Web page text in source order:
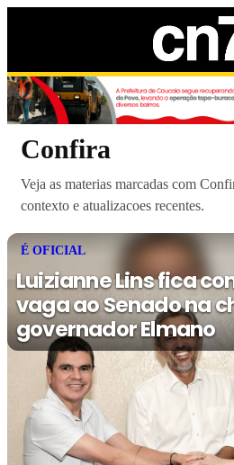
Confira
Veja as materias marcadas com
contexto e atualizacoes recentes.
É OFICIAL
Luizianne Lins fica
vaga ao Senado na
governador Elmano